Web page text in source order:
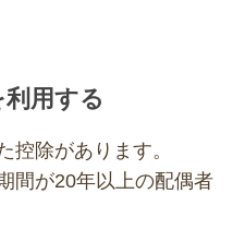
利用する
控除があります。
間が20年以上の配偶者